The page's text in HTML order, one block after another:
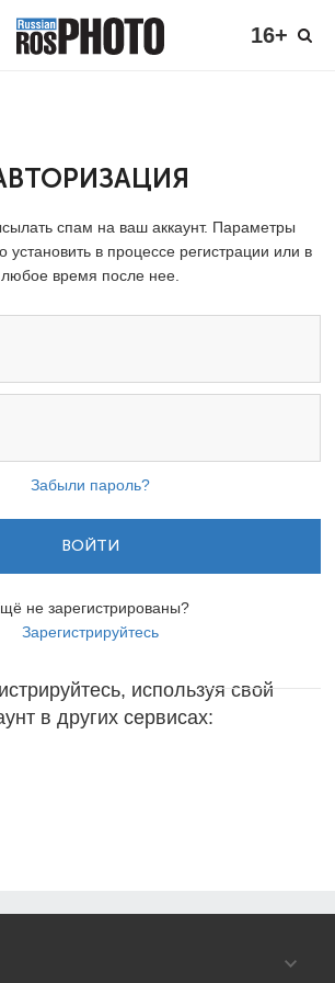
16+
спам на ваш аккаунт. Параметры
в процессе регистрации или в
любое время после нее.
Забыли пароль?
ВОЙТИ
не зарегистрированы?
Зарегистрируйтесь
используя свой
в других сервисах: